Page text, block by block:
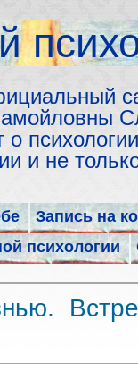
и не
Запись на
психологии